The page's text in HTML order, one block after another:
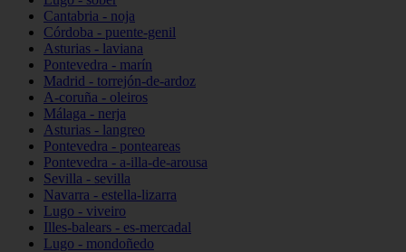
Cantabria - noja
Córdoba - puente-genil
Asturias - laviana
Pontevedra - marín
Madrid - torrejón-de-ardoz
A-coruña - oleiros
Málaga - nerja
Asturias - langreo
Pontevedra - ponteareas
Pontevedra - a-illa-de-arousa
Sevilla - sevilla
Navarra - estella-lizarra
Lugo - viveiro
Illes-balears - es-mercadal
Lugo - mondoñedo